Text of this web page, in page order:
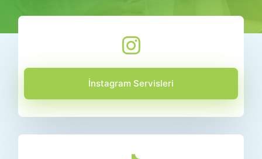
İnstagram Servisleri